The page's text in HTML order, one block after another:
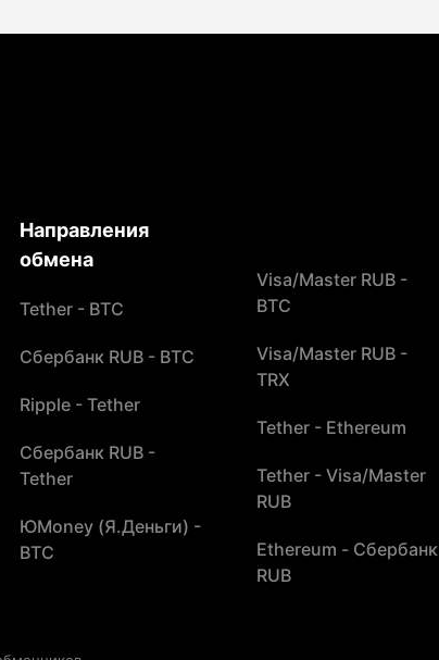
Направления
обмена
Tether - BTC
Сбербанк RUB - BTC
Ripple - Tether
Сбербанк RUB -
Tether
ЮMoney (Я.Деньги) -
BTC
Visa/Master RUB -
BTC
Visa/Master RUB -
TRX
Tether - Ethereum
Tether - Visa/Master
RUB
Ethereum - Сбербанк
RUB